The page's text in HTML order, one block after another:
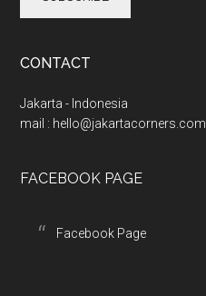
A
d
e
CONTACT
Jakarta - Indonesia
mail : hello@jakartacorners.com
FACEBOOK PAGE
Facebook Page